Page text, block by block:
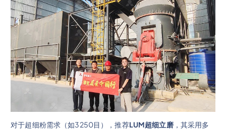
对于超细粉需求（如3250目），推荐LUM超细立磨，其采用多